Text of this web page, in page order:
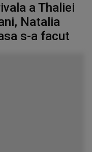
a Thaliei
Natalia
s-a facut